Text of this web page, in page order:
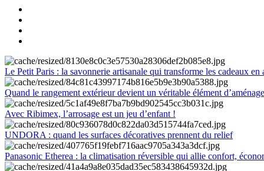
Le Petit Paris : la savonnerie artisanale qui transforme les cadeaux en
Quand le rangement extérieur devient un véritable élément
Avec Ribimex, l’arrosage est un jeu d’enfant !
UNDORA : quand les surfaces décoratives prennent du relief
Panasonic Etherea : la climatisation réversible qui allie confort,